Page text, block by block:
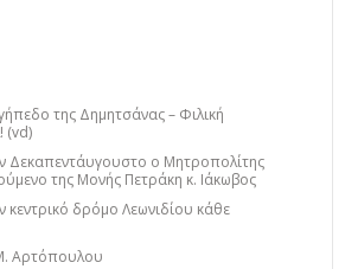
της Δημητσάνας – Φιλική
(vd)
Δεκαπεντάυγουστο ο Μητροπολίτης
της Μονής Πετράκη κ. Ιάκωβος
δρόμο Λεωνιδίου κάθε
Αρτόπουλου